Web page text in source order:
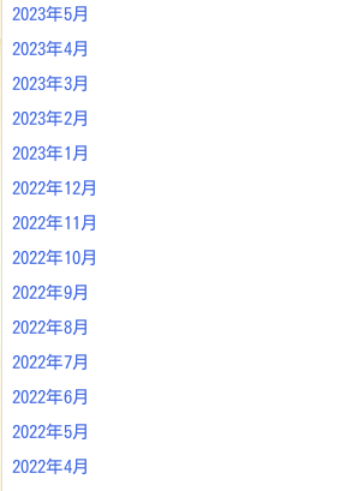
2023年5月
2023年4月
2023年3月
2023年2月
2023年1月
2022年12月
2022年11月
2022年10月
2022年9月
2022年8月
2022年7月
2022年6月
2022年5月
2022年4月